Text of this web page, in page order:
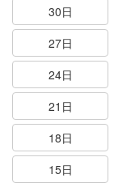
30日
27日
24日
21日
18日
15日